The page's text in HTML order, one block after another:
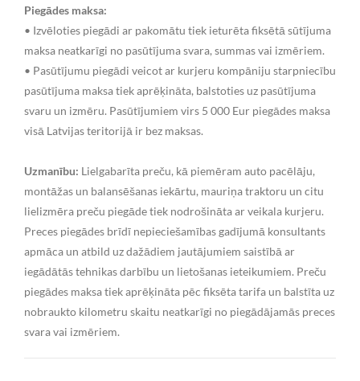
Piegādes maksa:
• Izvēloties piegādi ar pakomātu tiek ieturēta fiksētā sūtījuma
maksa neatkarīgi no pasūtījuma svara, summas vai izmēriem.
• Pasūtījumu piegādi veicot ar kurjeru kompāniju starpniecību
pasūtījuma maksa tiek aprēķināta, balstoties uz pasūtījuma
svaru un izmēru. Pasūtījumiem virs 5 000 Eur piegādes maksa
visā Latvijas teritorijā ir bez maksas.
Uzmanību: Lielgabarīta preču, kā piemēram auto pacēlāju,
montāžas un balansēšanas iekārtu, mauriņa traktoru un citu
lielizmēra preču piegāde tiek nodrošināta ar veikala kurjeru.
Preces piegādes brīdī nepieciešamības gadījumā konsultants
apmāca un atbild uz dažādiem jautājumiem saistībā ar
iegādātās tehnikas darbību un lietošanas ieteikumiem. Preču
piegādes maksa tiek aprēķināta pēc fiksēta tarifa un balstīta uz
nobraukto kilometru skaitu neatkarīgi no piegādājamās preces
svara vai izmēriem.